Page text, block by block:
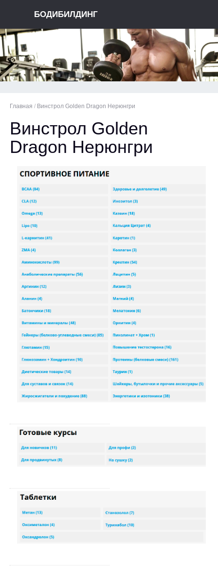
БОДИБИЛДИНГ
Главная / Винстрол Golden Dragon Нерюнгри
Винстрол Golden
Dragon Нерюнгри